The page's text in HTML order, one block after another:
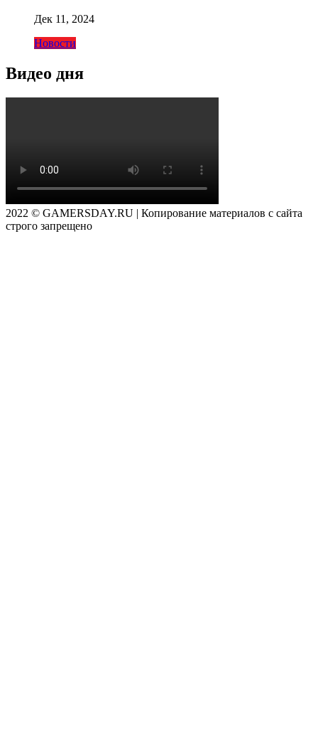
Дек 11, 2024
Новости
Видео дня
2022 © GAMERSDAY.RU | Копирование материалов с сайта
строго запрещено